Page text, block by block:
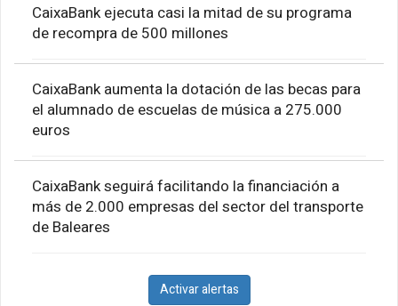
CaixaBank ejecuta casi la mitad de su programa
de recompra de 500 millones
CaixaBank aumenta la dotación de las becas para
el alumnado de escuelas de música a 275.000
euros
CaixaBank seguirá facilitando la financiación a
más de 2.000 empresas del sector del transporte
de Baleares
Activar alertas